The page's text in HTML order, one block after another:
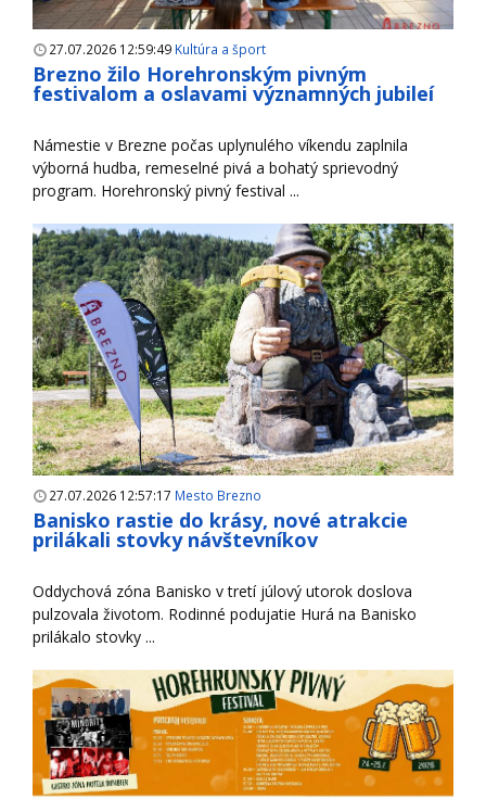
27.07.2026 12:59:49 Kultúra a šport
Brezno žilo Horehronským pivným
festivalom a oslavami významných jubileí
Námestie v Brezne počas uplynulého víkendu zaplnila
výborná hudba, remeselné pivá a bohatý sprievodný
program. Horehronský pivný festival ...
27.07.2026 12:57:17 Mesto Brezno
Banisko rastie do krásy, nové atrakcie
prilákali stovky návštevníkov
Oddychová zóna Banisko v tretí júlový utorok doslova
pulzovala životom. Rodinné podujatie Hurá na Banisko
prilákalo stovky ...